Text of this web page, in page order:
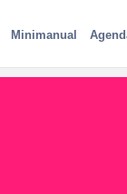
Minimanual